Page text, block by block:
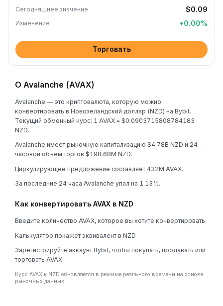
Сегодняшнее значение $0.09
Изменение +0.00%
Торговать
О Avalanche (AVAX)
Avalanche — это криптовалюта, которую можно
конвертировать в Новозеландский доллар (NZD) на Bybit.
Текущий обменный курс: 1 AVAX = $0.0903715808784183
NZD.
Avalanche имеет рыночную капитализацию $4.78B NZD и 24-
часовой объём торгов $198.68M NZD.
Циркулирующее предложение составляет 432M AVAX.
За последние 24 часа Avalanche упал на 1.13%.
Как конвертировать AVAX в NZD
Введите количество AVAX, которое вы хотите конвертировать
Калькулятор покажет эквивалент в NZD
Зарегистрируйте аккаунт Bybit, чтобы покупать, продавать или
торговать AVAX
Курс AVAX к NZD обновляется в режиме реального времени на основе
рыночных данных.